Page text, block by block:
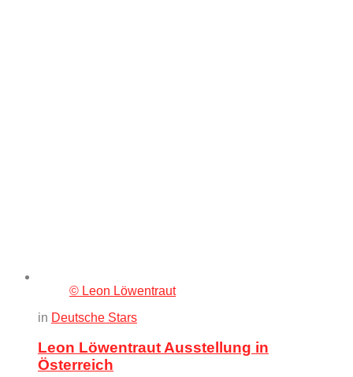
© Leon Löwentraut
in Deutsche Stars
Leon Löwentraut Ausstellung in
Österreich